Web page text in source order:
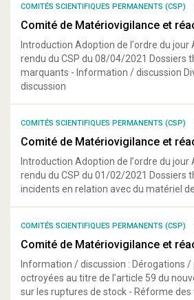
COMITÉS SCIENTIFIQUES PERMANENTS (CSP)
Comité de Matériovigilance et
Introduction Adoption de l’ordre du
rendu du CSP du 08/04/2021 Dossiers
marquants - Information / discussion
discussion
COMITÉS SCIENTIFIQUES PERMANENTS (CSP)
Comité de Matériovigilance et
Introduction Adoption de l’ordre du
rendu du CSP du 01/02/2021 Dossiers
incidents en relation avec du matériel de
COMITÉS SCIENTIFIQUES PERMANENTS (CSP)
Comité de Matériovigilance et
Information / discussion : Dérogations
octroyées au titre de l’article 59 du
sur les ruptures de stock - Réforme des